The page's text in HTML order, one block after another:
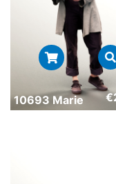
10693 Marie €